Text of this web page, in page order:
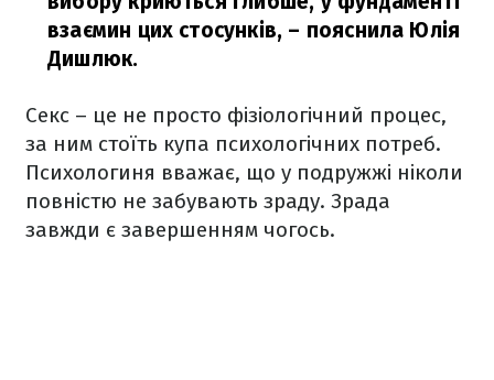
взаємин цих стосунків, – пояснила Юлія
Дишлюк.
Секс – це не просто фізіологічний процес,
за ним стоїть купа психологічних потреб.
Психологиня вважає, що у подружжі ніколи
повністю не забувають зраду. Зрада
завжди є завершенням чогось.